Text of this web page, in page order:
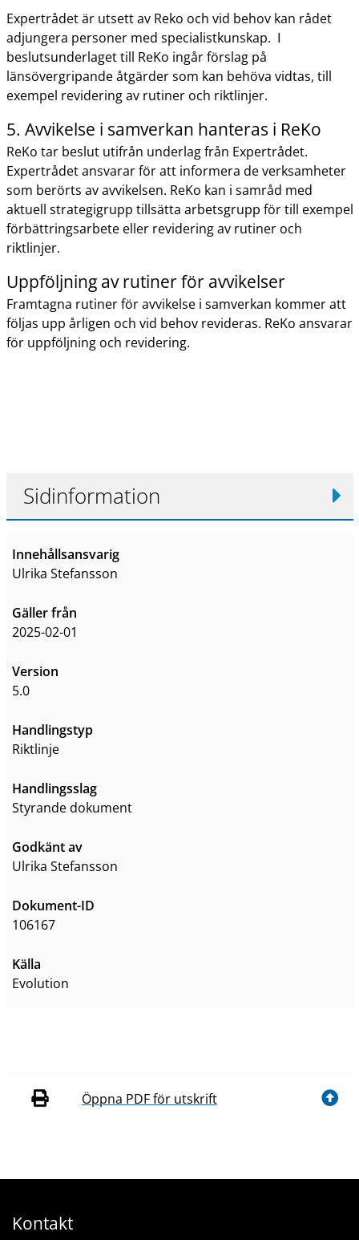
Expertrådet är utsett av Reko och vid behov kan rådet
adjungera personer med specialistkunskap. I
beslutsunderlaget till ReKo ingår förslag på
länsövergripande åtgärder som kan behöva vidtas, till
exempel revidering av rutiner och riktlinjer.
5. Avvikelse i samverkan hanteras i ReKo
ReKo tar beslut utifrån underlag från Expertrådet.
Expertrådet ansvarar för att informera de verksamheter
som berörts av avvikelsen. ReKo kan i samråd med
aktuell strategigrupp tillsätta arbetsgrupp för till exempel
förbättringsarbete eller revidering av rutiner och
riktlinjer.
Uppföljning av rutiner för avvikelser
Framtagna rutiner för avvikelse i samverkan kommer att
följas upp årligen och vid behov revideras. ReKo ansvarar
för uppföljning och revidering.
Sidinformation
Innehållsansvarig
Ulrika Stefansson
Gäller från
2025-02-01
Version
5.0
Handlingstyp
Riktlinje
Handlingsslag
styrande dokument
Godkänt av
Ulrika Stefansson
Dokument-ID
106167
Källa
Evolution
Öppna PDF för utskrift
Kontakt